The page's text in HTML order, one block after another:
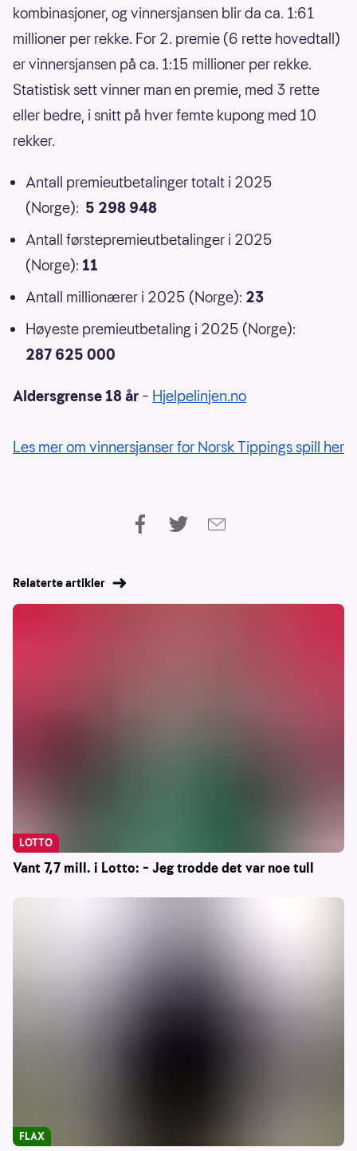
kombinasjoner, og vinnersjansen blir da ca. 1:61
millioner per rekke. For 2. premie (6 rette hovedtall)
er vinnersjansen på ca. 1:15 millioner per rekke.
Statistisk sett vinner man en premie, med 3 rette
eller bedre, i snitt på hver femte kupong med 10
rekker.
Antall premieutbetalinger totalt i 2025
(Norge): 5 298 948
Antall førstepremieutbetalinger i 2025
(Norge): 11
Antall millionærer i 2025 (Norge): 23
Høyeste premieutbetaling i 2025 (Norge):
287 625 000
Aldersgrense 18 år – Hjelpelinjen.no
Les mer om vinnersjanser for Norsk Tippings spill her
Relaterte artikler
Vant 7,7 mill. i Lotto: – Jeg trodde det var noe tull
LOTTO
FLAX